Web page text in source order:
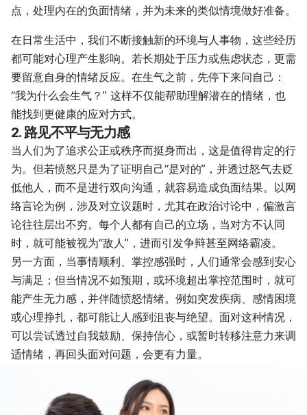
点，处理内在的负面情绪，并为未来的类似情境做好准备。
在日常生活中，我们不断接触新的环境与人事物，这些经历
都可能对心理产生影响。若长期处于压力或焦虑状态，更需
要留意自身的情绪反应。在生气之前，先停下来问自己：
“我为什么会生气？” 这样不仅能帮助理解潜在的情绪，也
能找到更健康的应对方式。
2. 路见不平与无力感
当人们为了追求公正或秩序而挺身而出，这是值得肯定的行
为。但若愤怒只是为了证明自己“是对的”，并透过怒气去贬
低他人，而不是进行双向沟通，就容易造成负面结果。以网
络言论为例，涉及对立议题时，尤其在政治讨论中，偏激言
论往往层出不穷。每个人都有自己的立场，当对方不认同
时，就可能被视为“敌人”，进而引发争辩甚至网络霸凌。
另一方面，当事情顺利、掌控感强时，人们通常会感到安心
与满足；但当情况不如预期，或环境超出掌控范围时，就可
能产生无力感，并伴随愤怒情绪。例如突发疾病、感情困境
或心理挣扎，都可能让人感到沮丧与绝望。面对这种情况，
可以尝试透过自我鼓励、保持信心，或暂时转移注意力来调
适情绪，再回头面对问题，会更有力量。